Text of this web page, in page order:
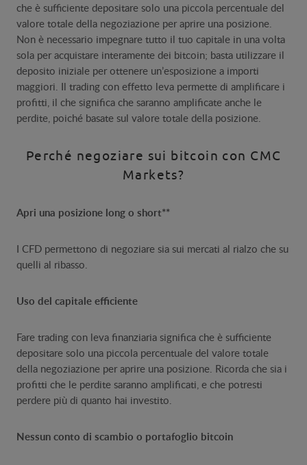
che è sufficiente depositare solo una piccola percentuale del
valore totale della negoziazione per aprire una posizione.
Non è necessario impegnare tutto il tuo capitale in una volta
sola per acquistare interamente dei bitcoin; basta utilizzare il
deposito iniziale per ottenere un’esposizione a importi
maggiori. Il trading con effetto leva permette di amplificare i
profitti, il che significa che saranno amplificate anche le
perdite, poiché basate sul valore totale della posizione.
Perché negoziare sui bitcoin con CMC
Markets?
Apri una posizione long o short**
I CFD permettono di negoziare sia sui mercati al rialzo che su
quelli al ribasso.
Uso del capitale efficiente
Fare trading con leva finanziaria significa che è sufficiente
depositare solo una piccola percentuale del valore totale
della negoziazione per aprire una posizione. Ricorda che sia i
profitti che le perdite saranno amplificati, e che potresti
perdere più di quanto hai investito.
Nessun conto di scambio o portafoglio bitcoin